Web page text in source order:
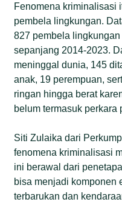
Fenomena kriminalisasi
pembela lingkungan.
827 pembela
sepanjang 2014-2023.
meninggal dunia, 145
anak, 19 perempuan,
ringan hingga berat
belum termasuk perkara
Siti Zulaika dari
fenomena kriminalisasi
ini berawal dari
bisa menjadi komponen
terbarukan dan